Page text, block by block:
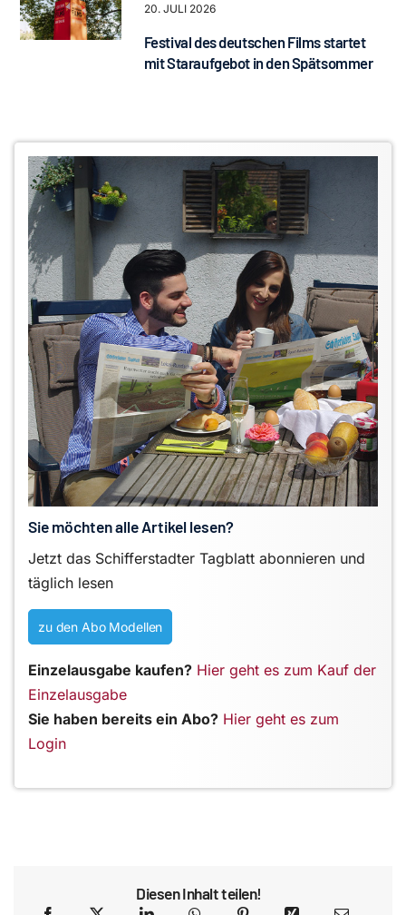
20. JULI 2026
Festival des deutschen Films startet
mit Staraufgebot in den Spätsommer
Sie möchten alle Artikel lesen?
Jetzt das Schifferstadter Tagblatt abonnieren und
täglich lesen
zu den Abo Modellen
Einzelausgabe kaufen? Hier geht es zum Kauf der
Einzelausgabe
Sie haben bereits ein Abo? Hier geht es zum
Login
Diesen Inhalt teilen!